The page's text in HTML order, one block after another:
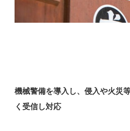
機械警備を導入し、侵入や火災
く受信し対応